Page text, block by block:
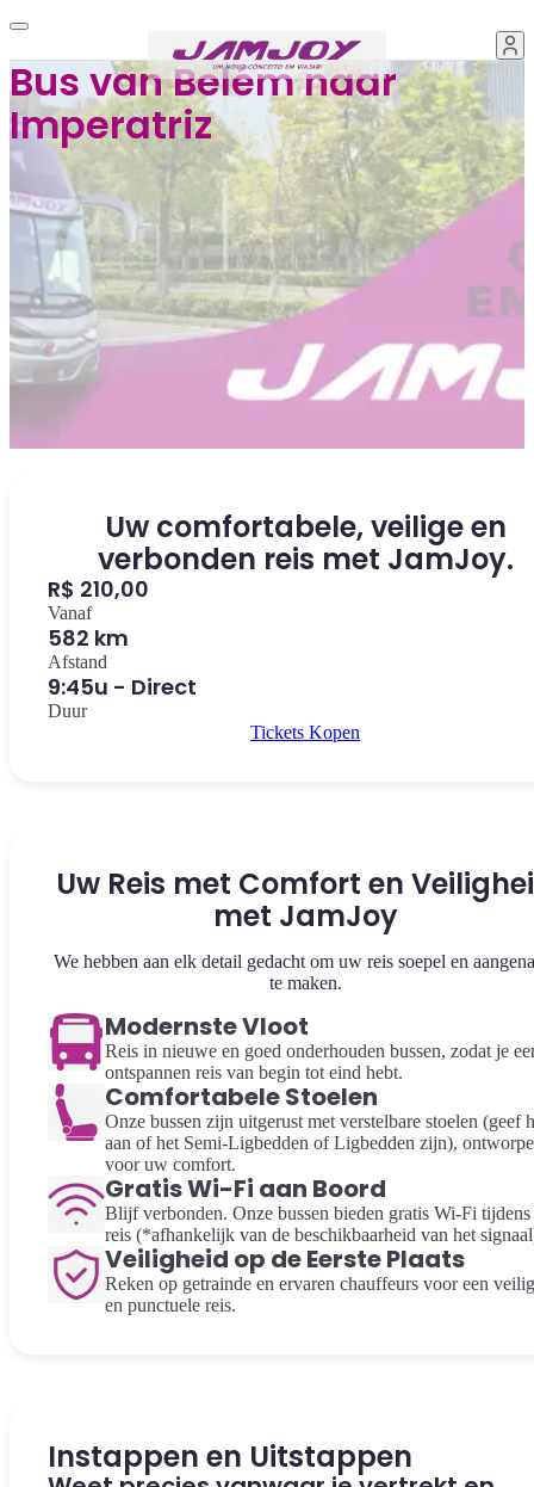
Bus van Belém naar
Imperatriz
Uw comfortabele, veilige en
verbonden reis met JamJoy.
R$ 210,00
Vanaf
582 km
Afstand
9:45u - Direct
Duur
Tickets Kopen
Uw Reis met Comfort en
met JamJoy
We hebben aan elk detail gedacht om uw reis soepel en
te maken.
Modernste Vloot
Reis in nieuwe en goed onderhouden bussen, zodat je
ontspannen reis van begin tot eind hebt.
Comfortabele Stoelen
Onze bussen zijn uitgerust met verstelbare stoelen (geef
aan of het Semi-Ligbedden of Ligbedden zijn),
voor uw comfort.
Gratis Wi-Fi aan Boord
Blijf verbonden. Onze bussen bieden gratis Wi-Fi tijdens
reis (*afhankelijk van de beschikbaarheid van het
Veiligheid op de Eerste Plaats
Reken op getrainde en ervaren chauffeurs voor een
en punctuele reis.
Instappen en Uitstappen